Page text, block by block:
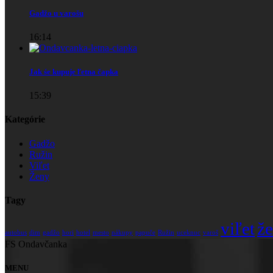
Gadžo u varošu
16:14
Jak śe kupuje ľetna čapka
15:39
Kategórie
Gadžo
Ružin
Viľet
Ženy
Tagy
autobus dim gadžo hori hotel mesto nákupy papuče Ružin uceknuc varoš viľet
FS Ondavčanka
MENU